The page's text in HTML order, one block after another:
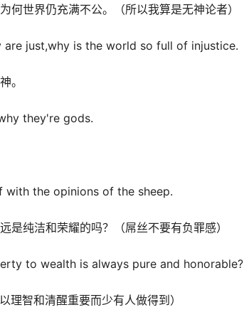
世界仍充满不公。（所以我算是无神论者）
just,why is the world so full of injustice.
。
they're gods.
the opinions of the sheep.
纯洁和荣耀的吗？（屌丝不要有负罪感）
to wealth is always pure and honorable?
智和清醒重要而少有人做得到）